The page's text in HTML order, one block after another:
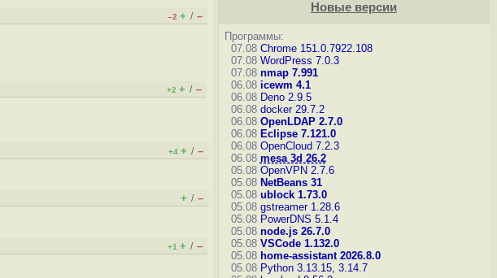
–2 + / –
+2 + / –
+4 + / –
+ / –
+1 + / –
Новые версии
Программы:
07.08 Chrome 151.0.7922.108
07.08 WordPress 7.0.3
07.08 nmap 7.991
06.08 icewm 4.1
06.08 Deno 2.9.5
06.08 docker 29.7.2
06.08 OpenLDAP 2.7.0
06.08 Eclipse 7.121.0
06.08 OpenCloud 7.2.3
06.08 mesa 3d 26.2
05.08 OpenVPN 2.7.6
05.08 NetBeans 31
05.08 ublock 1.73.0
05.08 gstreamer 1.28.6
05.08 PowerDNS 5.1.4
05.08 node.js 26.7.0
05.08 VSCode 1.132.0
05.08 home-assistant 2026.8.0
05.08 Python 3.13.15, 3.14.7